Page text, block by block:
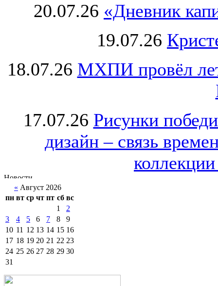
20.07.26 «Дневник
19.07.26
18.07.26 МХПИ провёл
17.07.26 Рисунки
дизайн – связь
« Август 2026
пн вт ср чт пт сб вс
1
2
3
4 5 6 7 8
9
10 11 12 13 14 15 16
17 18 19 20 21 22 23
24 25 26 27 28 29 30
31